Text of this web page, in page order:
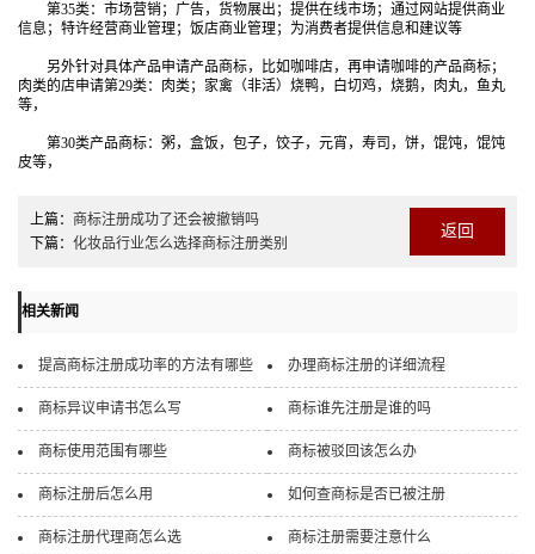
第35类：市场营销；广告，货物展出；提供在线市场；通过网站提供商业
信息；特许经营商业管理；饭店商业管理；为消费者提供信息和建议等
另外针对具体产品申请产品商标，比如咖啡店，再申请咖啡的产品商标；
肉类的店申请第29类：肉类；家禽（非活）烧鸭，白切鸡，烧鹅，肉丸，鱼丸
等，
第30类产品商标：粥，盒饭，包子，饺子，元宵，寿司，饼，馄饨，馄饨
皮等，
上篇： 商标注册成功了还会被撤销吗
下篇： 化妆品行业怎么选择商标注册类别
返回
相关新闻
提高商标注册成功率的方法有哪些 办理商标注册的详细流程
商标异议申请书怎么写 商标谁先注册是谁的吗
商标使用范围有哪些 商标被驳回该怎么办
商标注册后怎么用 如何查商标是否已被注册
商标注册代理商怎么选 商标注册需要注意什么